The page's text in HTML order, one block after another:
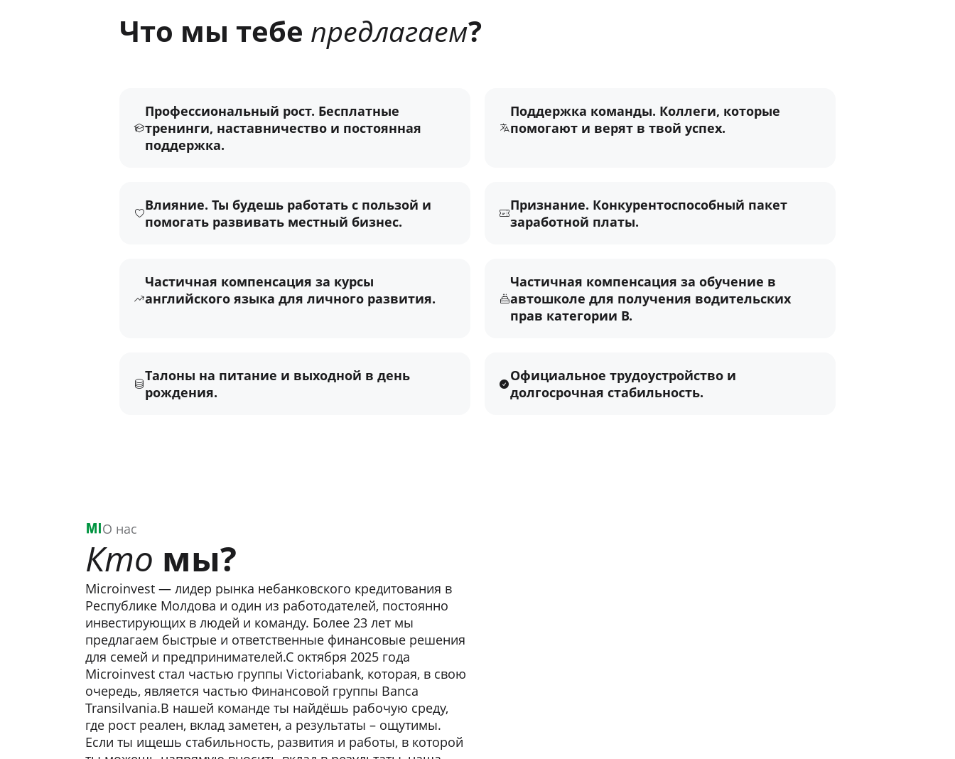
Что мы тебе предлагаем?
Профессиональный рост. Бесплатные
тренинги, наставничество и постоянная
поддержка.
Поддержка команды. Коллеги, которые
помогают и верят в твой успех.
Влияние. Ты будешь работать с пользой и
помогать развивать местный бизнес.
Признание. Конкурентоспособный пакет
заработной платы.
Частичная компенсация за курсы
английского языка для личного развития.
Частичная компенсация за обучение в
автошколе для получения водительских
прав категории B.
Талоны на питание и выходной в день
рождения.
Официальное трудоустройство и
долгосрочная стабильность.
О нас
Кто мы?
Microinvest — лидер рынка небанковского кредитования в
Республике Молдова и один из работодателей, постоянно
инвестирующих в людей и команду. Более 23 лет мы
предлагаем быстрые и ответственные финансовые решения
для семей и предпринимателей.С октября 2025 года
Microinvest стал частью группы Victoriabank, которая, в свою
очередь, является частью Финансовой группы Banca
Transilvania.В нашей команде ты найдёшь рабочую среду,
где рост реален, вклад заметен, а результаты – ощутимы.
Если ты ищешь стабильность, развития и работы, в которой